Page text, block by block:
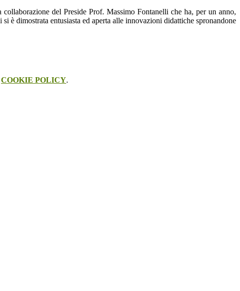
del Preside Prof. Massimo Fontanelli che ha, per un anno,
è dimostrata entusiasta ed aperta alle innovazioni didattiche spronandone
COOKIE POLICY.